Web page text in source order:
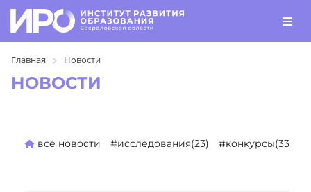
Главная Новости
НОВОСТИ
все новости #исследования(23) #конкурсы(330)